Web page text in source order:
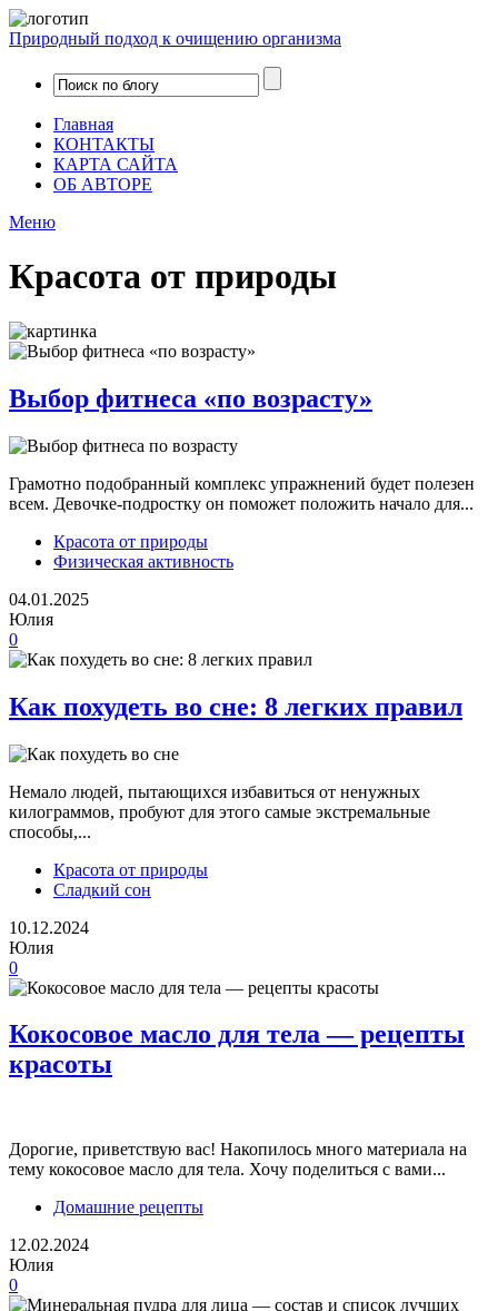
Природный подход к очищению организма
Главная
КОНТАКТЫ
КАРТА САЙТА
ОБ АВТОРЕ
Меню
Красота от природы
Выбор фитнеса «по возрасту»
Грамотно подобранный комплекс упражнений будет полезен
всем. Девочке-подростку он поможет положить начало для...
Красота от природы
Физическая активность
04.01.2025
Юлия
0
Как похудеть во сне: 8 легких правил
Немало людей, пытающихся избавиться от ненужных
килограммов, пробуют для этого самые экстремальные
способы,...
Красота от природы
Сладкий сон
10.12.2024
Юлия
0
Кокосовое масло для тела — рецепты
красоты
Дорогие, приветствую вас! Накопилось много материала на
тему кокосовое масло для тела. Хочу поделиться с вами...
Домашние рецепты
12.02.2024
Юлия
0